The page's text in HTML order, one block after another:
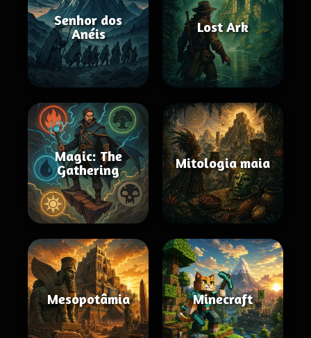
Senhor dos
Anéis
Lost Ark
Magic: The
Gathering
Mitologia maia
Mesopotâmia Minecraft